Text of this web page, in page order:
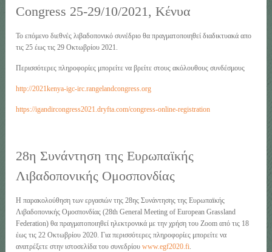
Congress 25-29/10/2021, Κένυα
Το επόμενο διεθνές λιβαδοπονικό συνέδριο θα πραγματοποιηθεί διαδικτυακά απο
τις 25 έως τις 29 Οκτωβρίου 2021.
Περισσότερες πληροφορίες μπορείτε να βρείτε στους ακόλουθους συνδέσμους
http://2021kenya-igc-irc.rangelandcongress.org
https://igandircongress2021.dryfta.com/congress-online-registration
28η Συνάντηση της Ευρωπαϊκής
Λιβαδοπονικής Ομοσπονδίας
Η παρακολούθηση των εργασιών της 28ης Συνάντησης της Ευρωπαϊκής
Λιβαδοπονικής Ομοσπονδίας (28th General Meeting of European Grassland
Federation) θα πραγματοποιηθεί ηλεκτρονικά με την χρήση του Zoom από τις 18
έως τις 22 Οκτωβρίου 2020. Για περισσότερες πληροφορίες μπορείτε να
ανατρέξετε στην ιστοσελίδα του συνεδρίουwww.egf2020.fi.